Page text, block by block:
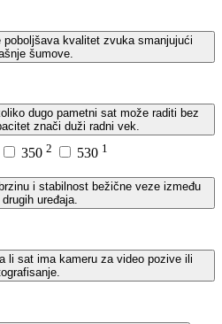
poboljšava kvalitet zvuka smanjujući
šumove.
dugo pametni sat može raditi bez
znači duži radni vek.
350 2 530 1
i stabilnost bežične veze između
uređaja.
li sat ima kameru za video pozive ili